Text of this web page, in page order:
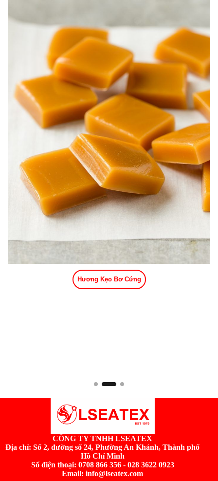
Hương Kẹo Bơ Cứng
CÔNG TY TNHH LSEATEX
Địa chỉ: Số 2, đường số 24, Phường An Khánh, Thành phố
Hồ Chí Minh
Số điện thoại: 0708 866 356 - 028 3622 0923
Email: info@lseatex.com